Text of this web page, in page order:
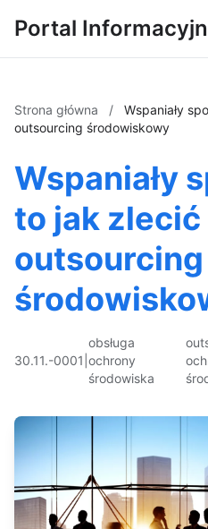
Portal
Strona główna /
Wspaniały
outsourcing środowiskowy
Wspaniały
to jak zlecić
outsourcing
30.11.-0001
obsługa
ochrony
środowiska